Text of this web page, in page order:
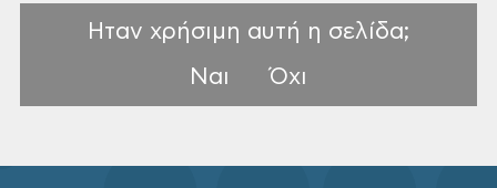
Ηταν χρήσιμη αυτή η σελίδα;
Ναι
Όχι